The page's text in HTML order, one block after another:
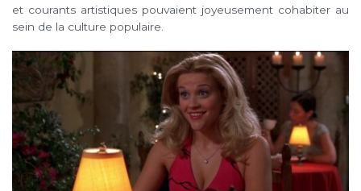
et courants artistiques pouvaient joyeusement cohabiter au
sein de la culture populaire.